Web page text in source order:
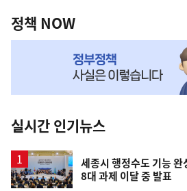
책
NOW,
뉴
스
정책 NOW
실시간 인기뉴스
세종시 행정수도 기능 완
8대 과제 이달 중 발표